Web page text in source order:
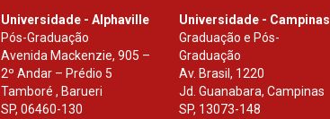
Universidade - Alphaville
Pós-Graduação
Avenida Mackenzie, 905 –
2º Andar – Prédio 5
Tamboré , Barueri
SP, 06460-130
Universidade - Campinas
Graduação e Pós-
Graduação
Av. Brasil, 1220
Jd. Guanabara, Campinas
SP, 13073-148